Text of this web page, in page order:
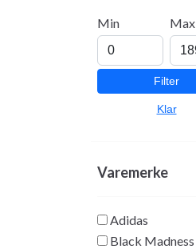
Min Max
Filter
Klar
Varemerke
Adidas
Black Madness